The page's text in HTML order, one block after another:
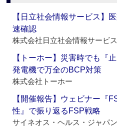
【日立社会情報サービス】
速確認
株式会社日立社会情報サービス
【トーホー】災害時でも『
発電機で万全のBCP対策
株式会社トーホー
【開催報告】ウェビナー『
性』で振り返るFSP戦略
サイネオス・ヘルス・ジャパ